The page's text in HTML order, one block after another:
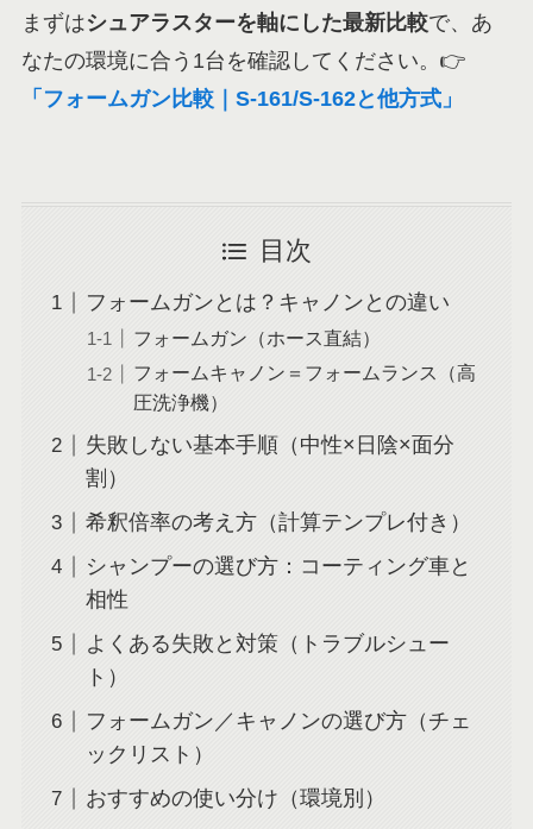
まずはシュアラスターを軸にした最新比較で、あ
なたの環境に合う1台を確認してください。👉
「フォームガン比較｜S-161/S-162と他方式」
目次
フォームガンとは？キャノンとの違い
フォームガン（ホース直結）
フォームキャノン＝フォームランス（高
圧洗浄機）
失敗しない基本手順（中性×日陰×面分
割）
希釈倍率の考え方（計算テンプレ付き）
シャンプーの選び方：コーティング車と
相性
よくある失敗と対策（トラブルシュー
ト）
フォームガン／キャノンの選び方（チェ
ックリスト）
おすすめの使い分け（環境別）